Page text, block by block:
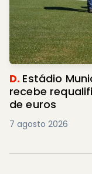
D. Estádio
recebe
de euros
7 agosto 2026